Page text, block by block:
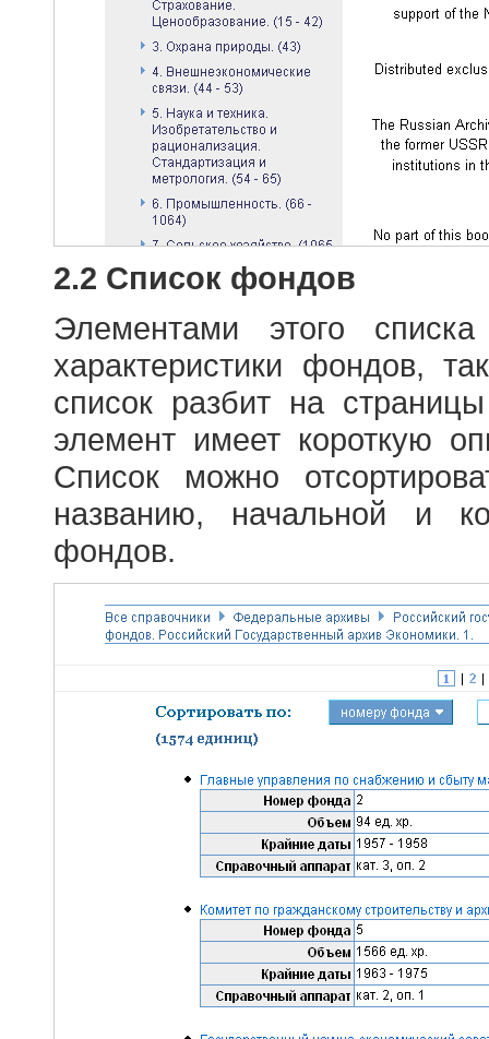
2.2 Список фондов
Элементами этого
характеристики фондов,
список разбит на
элемент имеет короткую
Список можно
названию, начальной и
фондов.